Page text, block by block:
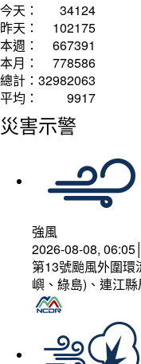
今天：
34124
昨天：
102175
本週：
667391
本月：
778586
總計： 32982063
平均：
9917
災害示警
強風
2026-08-08,
第13號颱風外圍環
嶼、綠島)、連江